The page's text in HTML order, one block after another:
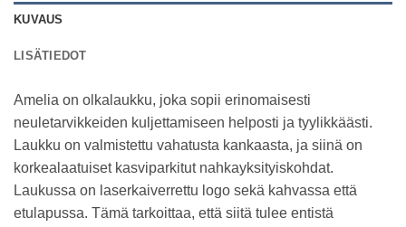
KUVAUS
LISÄTIEDOT
Amelia on olkalaukku, joka sopii erinomaisesti
neuletarvikkeiden kuljettamiseen helposti ja tyylikkäästi.
Laukku on valmistettu vahatusta kankaasta, ja siinä on
korkealaatuiset kasviparkitut nahkayksityiskohdat.
Laukussa on laserkaiverrettu logo sekä kahvassa että
etulapussa. Tämä tarkoittaa, että siitä tulee entistä